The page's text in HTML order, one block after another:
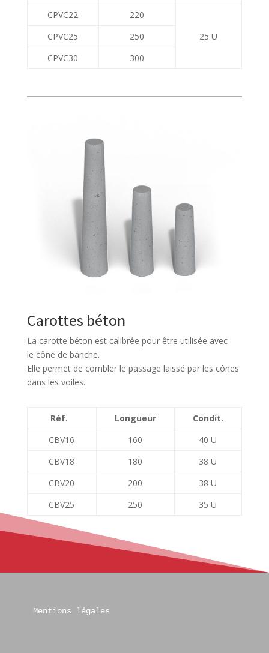
CPVC22
220
25 U
CPVC25
250
CPVC30
300
Carottes béton
La carotte béton est calibrée pour être utilisée avec
le cône de banche.
Elle permet de combler le passage laissé par les cônes
dans les voiles.
Réf. Longueur
Condit.
CBV16
160
40 U
CBV18
180
38 U
CBV20
200
38 U
CBV25
250 35 U
Mentions légales